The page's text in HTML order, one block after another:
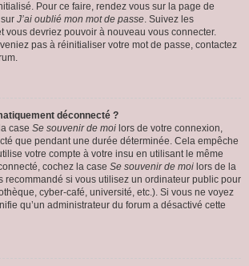
Pour ce faire, rendez vous sur la page de
J’ai oublié mon mot de passe. Suivez les
vous devriez pouvoir à nouveau vous connecter.
pas à réinitialiser votre mot de passe, contactez
déconnecté ?
case Se souvenir de moi lors de votre connexion,
que pendant une durée déterminée. Cela empêche
votre compte à votre insu en utilisant le même
cochez la case Se souvenir de moi lors de la
recommandé si vous utilisez un ordinateur public pour
cyber-café, université, etc.). Si vous ne voyez
qu’un administrateur du forum a désactivé cette